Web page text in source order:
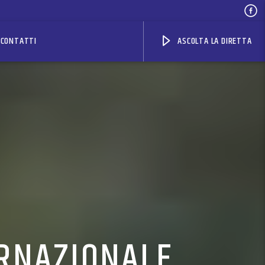
CONTATTI ASCOLTA LA DIRETTA